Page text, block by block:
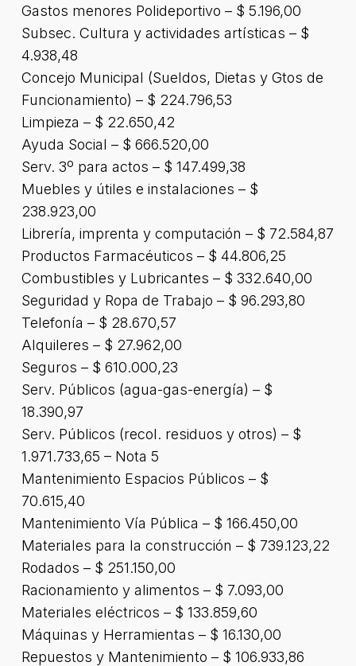
Gastos menores Polideportivo – $ 5.196,00
Subsec. Cultura y actividades artísticas – $
4.938,48
Concejo Municipal (Sueldos, Dietas y Gtos de
Funcionamiento) – $ 224.796,53
Limpieza – $ 22.650,42
Ayuda Social – $ 666.520,00
Serv. 3º para actos – $ 147.499,38
Muebles y útiles e instalaciones – $
238.923,00
Librería, imprenta y computación – $ 72.584,87
Productos Farmacéuticos – $ 44.806,25
Combustibles y Lubricantes – $ 332.640,00
Seguridad y Ropa de Trabajo – $ 96.293,80
Telefonía – $ 28.670,57
Alquileres – $ 27.962,00
Seguros – $ 610.000,23
Serv. Públicos (agua-gas-energía) – $
18.390,97
Serv. Públicos (recol. residuos y otros) – $
1.971.733,65 – Nota 5
Mantenimiento Espacios Públicos – $
70.615,40
Mantenimiento Vía Pública – $ 166.450,00
Materiales para la construcción – $ 739.123,22
Rodados – $ 251.150,00
Racionamiento y alimentos – $ 7.093,00
Materiales eléctricos – $ 133.859,60
Máquinas y Herramientas – $ 16.130,00
Repuestos y Mantenimiento – $ 106.933,86